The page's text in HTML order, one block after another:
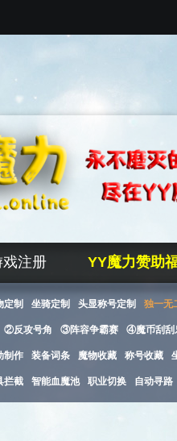
戏注册 YY魔力赞助
定制 坐骑定制 头显称号定制 独一无
②反攻号角 ③阵容争霸赛 ④魔币刮刮
制作 装备词条 魔物收藏 称号收藏
拦截 智能血魔池 职业切换 自动寻路